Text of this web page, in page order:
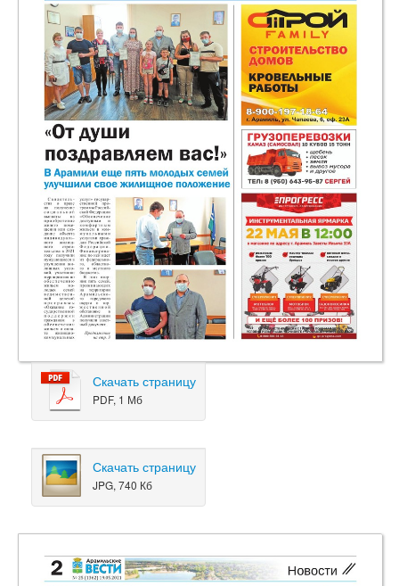
Скачать страницу
PDF, 1 Мб
Скачать страницу
JPG, 740 Кб